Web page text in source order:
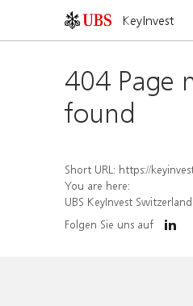
KeyInvest
404 Page
found
Short URL: https://keyinvest-ch.ubs.com/
You are here:
UBS KeyInvest Switzerland
Folgen Sie uns auf